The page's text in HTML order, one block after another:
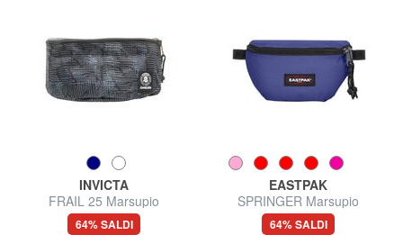
INVICTA
FRAIL 25 Marsupio
64% SALDI
EASTPAK
SPRINGER Marsupio
64% SALDI